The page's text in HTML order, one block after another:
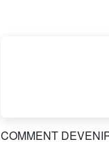
COMMENT